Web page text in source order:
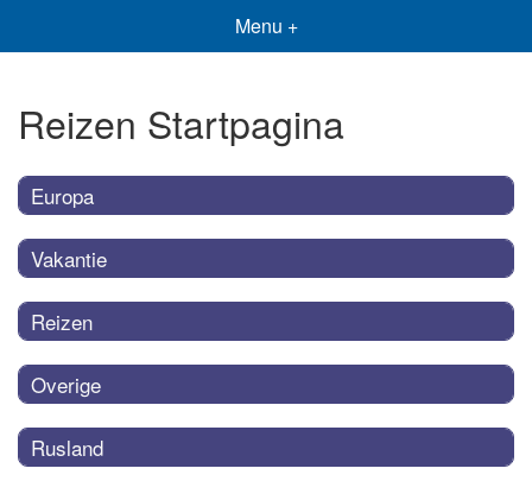
Menu +
Reizen Startpagina
Europa
Vakantie
Reizen
Overige
Rusland